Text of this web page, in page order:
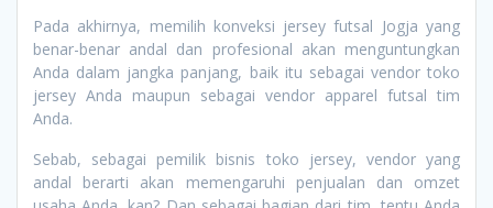
Pada akhirnya, memilih konveksi jersey futsal Jogja yang
benar-benar andal dan profesional akan menguntungkan
Anda dalam jangka panjang, baik itu sebagai vendor toko
jersey Anda maupun sebagai vendor apparel futsal tim
Anda.
Sebab, sebagai pemilik bisnis toko jersey, vendor yang
andal berarti akan memengaruhi penjualan dan omzet